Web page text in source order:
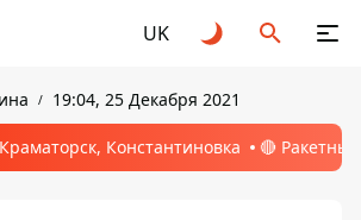
UK
19:04, 25 Декабря 2021
Константиновка 🔴